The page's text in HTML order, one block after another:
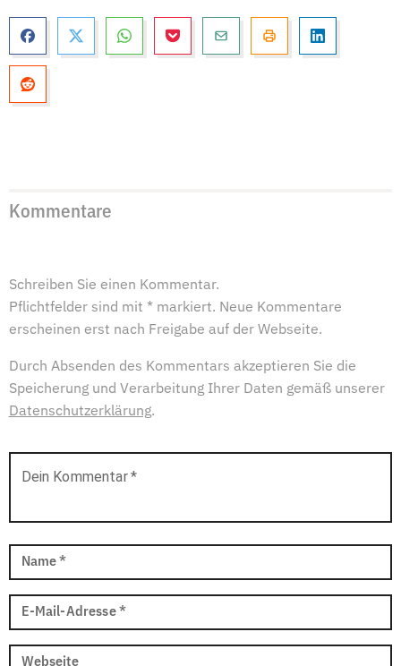
Kommentare
Schreiben Sie einen Kommentar.
Pflichtfelder sind mit * markiert. Neue Kommentare
erscheinen erst nach Freigabe auf der Webseite.
Durch Absenden des Kommentars akzeptieren Sie die
Speicherung und Verarbeitung Ihrer Daten gemäß unserer
Datenschutzerklärung.
Dein Kommentar*
Name *
E-Mail-Adresse *
Webseite